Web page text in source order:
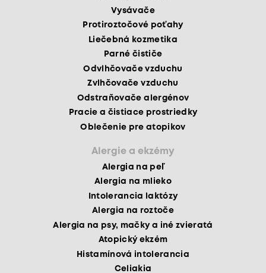
Vysávače
Protiroztočové poťahy
Liečebná kozmetika
Parné čističe
Odvlhčovače vzduchu
Zvlhčovače vzduchu
Odstraňovače alergénov
Pracie a čistiace prostriedky
Oblečenie pre atopikov
Alergie a ekzémy
Alergia na peľ
Alergia na mlieko
Intolerancia laktózy
Alergia na roztoče
Alergia na psy, mačky a iné zvieratá
Atopický ekzém
Histamínová intolerancia
Celiakia